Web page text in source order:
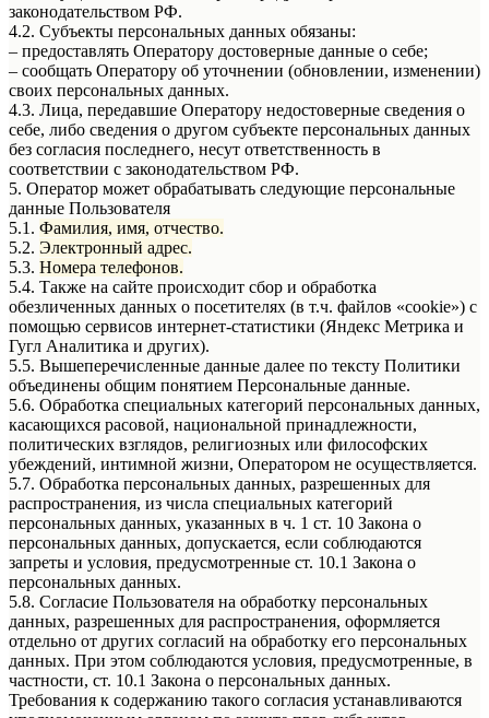
законодательством РФ.
4.2. Субъекты персональных данных обязаны:
– предоставлять Оператору достоверные данные о себе;
– сообщать Оператору об уточнении (обновлении, изменении)
своих персональных данных.
4.3. Лица, передавшие Оператору недостоверные сведения о
себе, либо сведения о другом субъекте персональных данных
без согласия последнего, несут ответственность в
соответствии с законодательством РФ.
5. Оператор может обрабатывать следующие персональные
данные Пользователя
5.1. Фамилия, имя, отчество.
5.2. Электронный адрес.
5.3. Номера телефонов.
5.4. Также на сайте происходит сбор и обработка
обезличенных данных о посетителях (в т.ч. файлов «cookie») с
помощью сервисов интернет-статистики (Яндекс Метрика и
Гугл Аналитика и других).
5.5. Вышеперечисленные данные далее по тексту Политики
объединены общим понятием Персональные данные.
5.6. Обработка специальных категорий персональных данных,
касающихся расовой, национальной принадлежности,
политических взглядов, религиозных или философских
убеждений, интимной жизни, Оператором не осуществляется.
5.7. Обработка персональных данных, разрешенных для
распространения, из числа специальных категорий
персональных данных, указанных в ч. 1 ст. 10 Закона о
персональных данных, допускается, если соблюдаются
запреты и условия, предусмотренные ст. 10.1 Закона о
персональных данных.
5.8. Согласие Пользователя на обработку персональных
данных, разрешенных для распространения, оформляется
отдельно от других согласий на обработку его персональных
данных. При этом соблюдаются условия, предусмотренные, в
частности, ст. 10.1 Закона о персональных данных.
Требования к содержанию такого согласия устанавливаются